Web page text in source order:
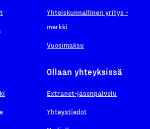
Yhteiskunnallinen yritys -
merkki
Vuosimaksu
Ollaan yhteyksissä
Extranet-jäsenpalvelu
Yhteystiedot